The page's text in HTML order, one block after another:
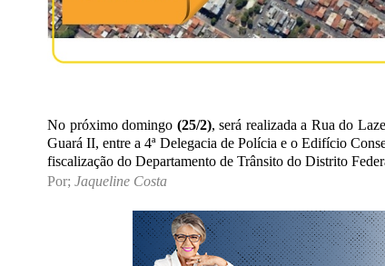
No próximo domingo (25/2), será realizada a Rua do
Guará II, entre a 4ª Delegacia de Polícia e o Edifício
fiscalização do Departamento de Trânsito do Distrito
Por; Jaqueline Costa